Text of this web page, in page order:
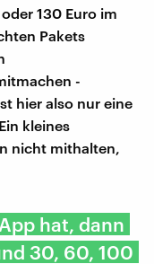
130 Euro im
Pakets
-
hier also nur eine
kleines
nicht mithalten,
hat, dann
30, 60, 100